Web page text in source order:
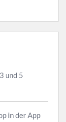
und 5
in der App